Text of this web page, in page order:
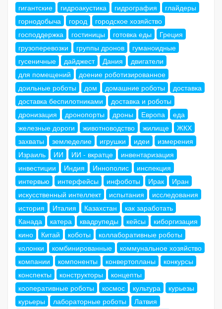
гигантские
гидроакустика гидрография
глайдеры
горнодобыча
город
городское хозяйство
господдержка
гостиницы готовка еды
Греция
грузоперевозки
группы дронов
гуманоидные
гусеничные
дайджест Дания
двигатели
для помещений
доение роботизированное
доильные роботы
дом домашние роботы
доставка
доставка беспилотниками
доставка и роботы
дронизация
дронопорты дроны Европа
еда
железные дороги
животноводство жилище
ЖКХ
захваты
земледелие игрушки идеи
измерения
Израиль
ИИ ИИ - вкратце
инвентаризация
инвестиции
Индия Иннополис
инспекция
интервью
интерфейсы инфоботы Ирак
Иран
искусственный интеллект
испытания
исследования
история
Италия Казахстан
как заработать
Канада
катера квадрупеды кейсы
киборгизация
кино
Китай коботы
коллаборативные роботы
колонки
комбинированные
коммунальное хозяйство
компании
компоненты конвертопланы
конкурсы
конспекты
конструкторы
концепты
кооперативные роботы
космос культура
курьезы
курьеры
лабораторные роботы
Латвия